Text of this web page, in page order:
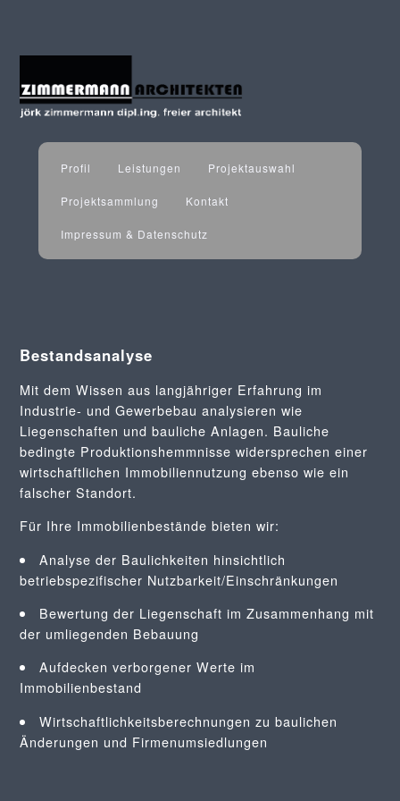
Profil Leistungen Projektauswahl
Projektsammlung Kontakt
Impressum & Datenschutz
Bestandsanalyse
Mit dem Wissen aus langjähriger Erfahrung im
Industrie- und Gewerbebau analysieren wie
Liegenschaften und bauliche Anlagen. Bauliche
bedingte Produktionshemmnisse widersprechen einer
wirtschaftlichen Immobiliennutzung ebenso wie ein
falscher Standort.
Für Ihre Immobilienbestände bieten wir:
Analyse der Baulichkeiten hinsichtlich
betriebspezifischer Nutzbarkeit/Einschränkungen
Bewertung der Liegenschaft im Zusammenhang mit
der umliegenden Bebauung
Aufdecken verborgener Werte im
Immobilienbestand
Wirtschaftlichkeitsberechnungen zu baulichen
Änderungen und Firmenumsiedlungen